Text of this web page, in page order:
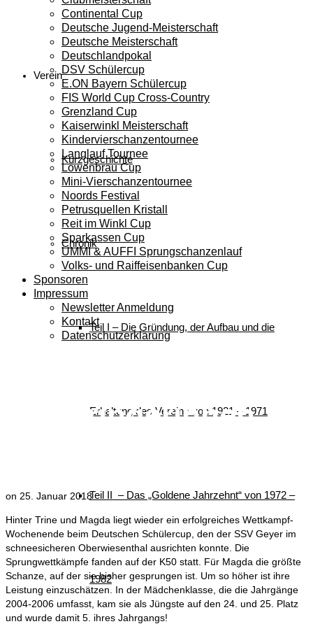
Verein
Kurzgeschichte
Chronik
Teil I – Die Gründung, der Aufbau und die
Erhaltung des Vereins von 1921 – 1971
Teil II – Das „Goldene Jahrzehnt“ von 1972 –
1982
Continental Cup
Deutsche Jugend-Meisterschaft
Deutsche Meisterschaft
Deutschlandpokal
DSV Schülercup
E.ON Bayern Schülercup
FIS World Cup Cross-Country
Grenzland Cup
Kaiserwinkl Meisterschaft
Kindervierschanzentournee
Langlauf Tournee
Löwenbräu Cup
Mini-Vierschanzentournee
Noords Festival
Petrusquellen Kristall
Reit im Winkl Cup
Sparkassen Cup
UMMI & AUFFI Sprungschanzenlauf
Volks- und Raiffeisenbanken Cup
Sponsoren
Impressum
Newsletter Anmeldung
Kontakt
Datenschutzerklärung
Skispringerinnen
on 25. Januar 2018
Hinter Trine und Magda liegt wieder ein erfolgreiches Wettkampf-
Wochenende beim Deutschen Schülercup, den der SSV Geyer im
schneesicheren Oberwiesenthal ausrichten konnte. Die
Sprungwettkämpfe fanden auf der K50 statt. Für Magda die größte
Schanze, auf der sie bisher gesprungen ist. Um so höher ist ihre
Leistung einzuschätzen. In der Mädchenklasse, die die Jahrgänge
2004-2006 umfasst, kam sie als Jüngste auf den 24. und 25. Platz
und wurde damit 5. ihres Jahrgangs!